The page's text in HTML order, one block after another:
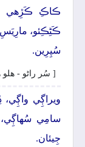
ڪاڪِ ڪَڙِھي
ڪَڻِڪِئو، مارِيَسِ
سُپِرِين.
[ سُر راڻو -
ويراڳِي واڳِي،
سامِي سُھاڳِي،
جِيئان.